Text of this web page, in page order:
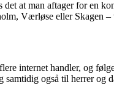
at man aftager for en
Værløse eller Skagen
internet handler, og
også til herrer og